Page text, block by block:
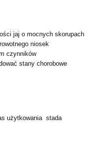
jaj o mocnych skorupach
niosek
czynników
stany chorobowe
użytkowania stada